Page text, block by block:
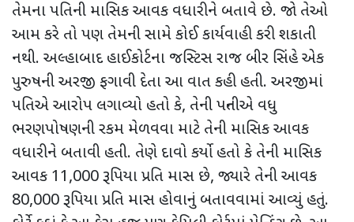
તેમના પતિની માસિક આવક વધારીને બતાવે છે. જો તેઓ
આમ કરે તો પણ તેમની સામે કોઈ કાર્યવાહી કરી શકાતી
નથી. અલ્હાબાદ હાઈકોર્ટના જસ્ટિસ રાજ બીર સિંહે એક
પુરુષની અરજી ફગાવી દેતા આ વાત કહી હતી. અરજીમાં
પતિએ આરોપ લગાવ્યો હતો કે, તેની પત્નીએ વધુ
ભરણપોષણની રકમ મેળવવા માટે તેની માસિક આવક
વધારીને બતાવી હતી. તેણે દાવો કર્યો હતો કે તેની માસિક
આવક 11,000રૂપિયા પ્રતિ માસ છે, જ્યારે તેની આવક
80,000રૂપિયા પ્રતિ માસ હોવાનું બતાવવામાં આવ્યું હતું.